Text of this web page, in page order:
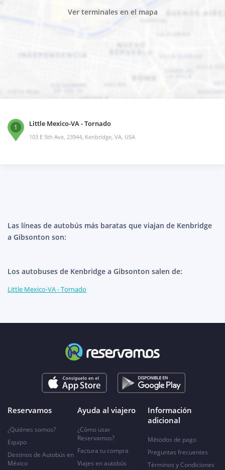
Ver terminales en el mapa
1 Little Mexico-VA - Tornado
103 E 5th Ave, 23944, Kenbridge, VA, USA
Las líneas de autobús más baratas que viajan de Kenbridge
a Gibsonton son:
Los autobuses de Kenbridge a Gibsonton salen de:
Little Mexico-VA - Tornado
Reservamos
¿Quiénes somos?
Equipo
Destinos de Autobús en
México
Ayuda al viajero
¿Cómo usar
Reservamos?
Factura tu compra
Viajes en autobús
Información
adicional
Métodos de pago
Preguntas frecuentes
Términos y Condiciones